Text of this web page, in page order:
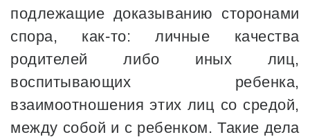
подлежащие доказыванию сторонами
спора, как-то: личные качества
родителей либо иных лиц,
воспитывающих ребенка,
взаимоотношения этих лиц со средой,
между собой и с ребенком. Такие дела